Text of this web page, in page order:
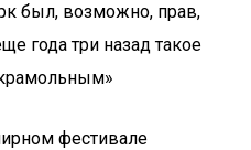
был, возможно, прав,
года три назад такое
фестивале